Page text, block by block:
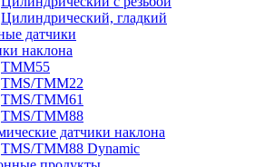
Цилиндрический, гладкий
датчики
наклона
TMM55
TMS/TMM22
TMS/TMM61
TMS/TMM88
датчики наклона
TMS/TMM88 Dynamic